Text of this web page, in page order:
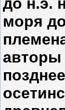
до н.э.
моря
авторы